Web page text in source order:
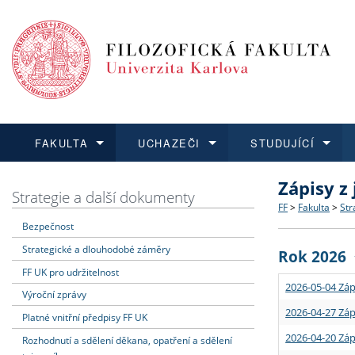
FAKULTA
Dozvědět se více
Struktura
Strategie
Podpora
UCHAZEČI
Podat přihlášku
Co
Učitelské
STUDUJÍCÍ
Dozvědět se více
Rigorózní
Dozvědět se více
O vědě a
Granty a
Dozvědět se více
Aktuální
Strategie a další dokumenty
Bezpečnost
Strategické a dlouhodobé záměry
FF UK pro udržitelnost
Výroční zprávy
Platné vnitřní předpisy FF UK
Rozhodnutí a sdělení děkana, opatření a sdělení
Zápisy
FF > Fakulta >
Rok 2026
2026-05-04
2026-04-27
2026-04-20